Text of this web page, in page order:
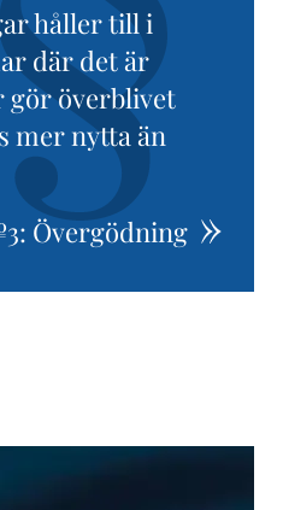
håller till i
där det är
gör överblivet
mer nytta än
Övergödning